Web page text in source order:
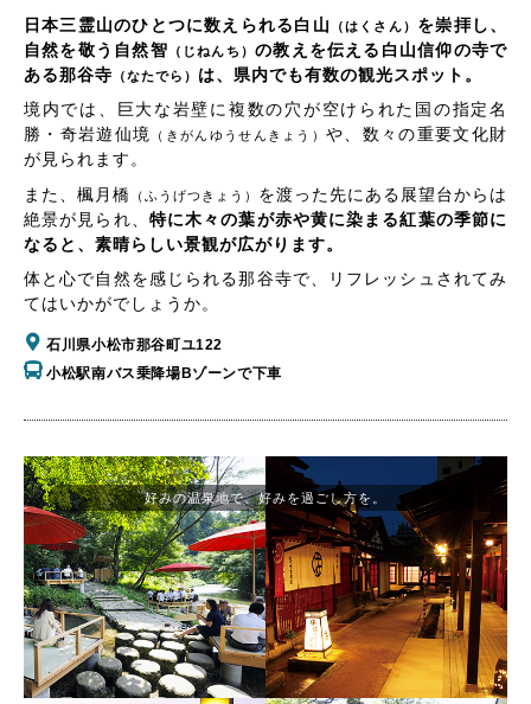
日本三霊山のひとつに数えられる白山 （はくさん） を崇拝し、
自然を敬う自然智 （じねんち）の教えを伝える白山信仰の寺で
ある那谷寺 （なたでら） は、県内でも有数の観光スポット。
境内では、巨大な岩壁に複数の穴が空けられた国の指定名
勝・奇岩遊仙境
（きがんゆうせんきょう）や、数々の重要文化財
が見られます。
また、楓月橋 （ふうげつきょう） を渡った先にある展望台からは
絶景が見られ、 特に木々の葉が赤や黄に染まる紅葉の季節に
なると、素晴らしい景観が広がります。
体と心で自然を感じられる那谷寺で、リフレッシュされてみ
てはいかがでしょうか。
石川県小松市那谷町ユ122
小松駅南バス乗降場Bゾーンで下車
好みの温泉地で、好みを過ごし方を。